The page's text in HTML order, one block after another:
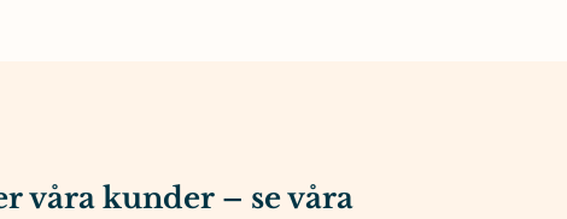
våra kunder – se våra